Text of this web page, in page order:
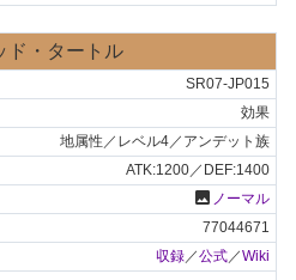
ド・タートル
SR07-JP015
効果
地属性／レベル4／アンデット族
ATK:1200／DEF:1400
photo ノーマル
77044671
収録／公式／Wiki